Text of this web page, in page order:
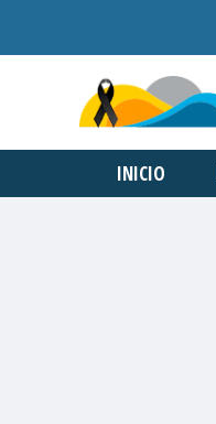
INICIO